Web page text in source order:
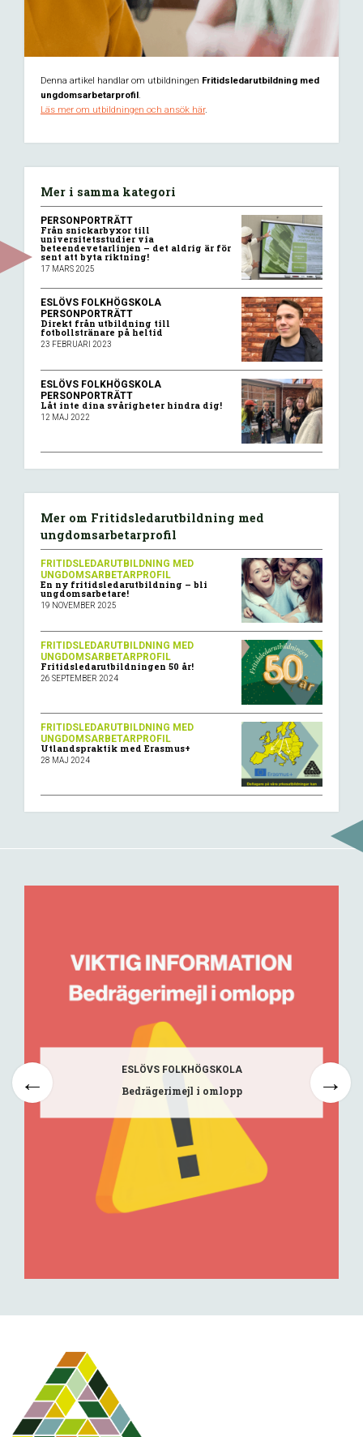
Denna artikel handlar om utbildningen Fritidsledarutbildning med
ungdomsarbetarprofil.
Läs mer om utbildningen och ansök här.
Mer i samma kategori
PERSONPORTRÄTT
Från snickarbyxor till
universitetsstudier via
beteendevetarlinjen – det aldrig är för
sent att byta riktning!
17 MARS 2025
ESLÖVS FOLKHÖGSKOLA
PERSONPORTRÄTT
Direkt från utbildning till
fotbollstränare på heltid
23 FEBRUARI 2023
ESLÖVS FOLKHÖGSKOLA
PERSONPORTRÄTT
Låt inte dina svårigheter hindra dig!
12 MAJ 2022
Mer om Fritidsledarutbildning med
ungdomsarbetarprofil
FRITIDSLEDARUTBILDNING MED
UNGDOMSARBETARPROFIL
En ny fritidsledarutbildning – bli
ungdomsarbetare!
19 NOVEMBER 2025
FRITIDSLEDARUTBILDNING MED
UNGDOMSARBETARPROFIL
Fritidsledarutbildningen 50 år!
26 SEPTEMBER 2024
FRITIDSLEDARUTBILDNING MED
UNGDOMSARBETARPROFIL
Utlandspraktik med Erasmus+
28 MAJ 2024
ESLÖVS FOLKHÖGSKOLA
Bedrägerimejl i omlopp